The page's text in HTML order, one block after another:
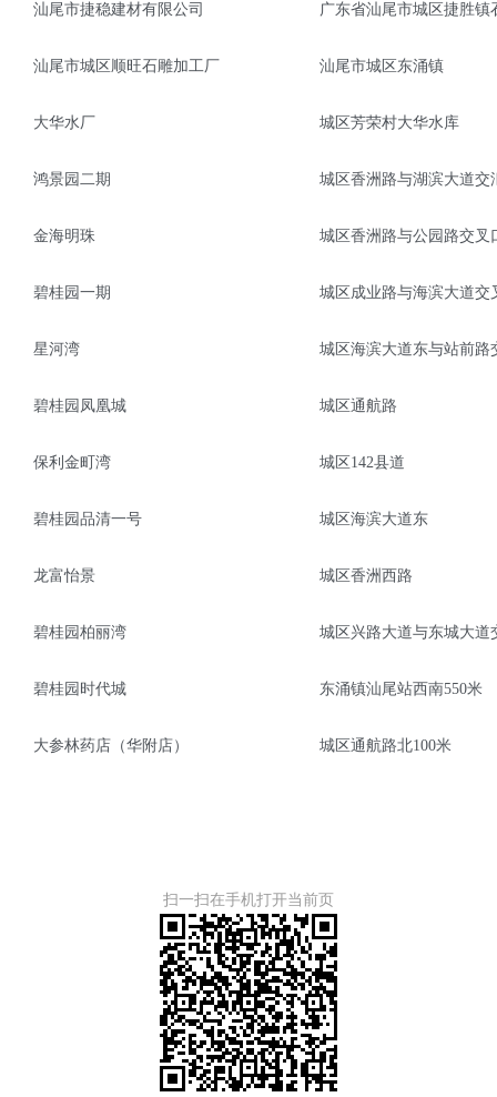
汕尾市捷稳建材有限公司 广东省汕尾市城区捷胜镇
汕尾市城区顺旺石雕加工厂 汕尾市城区东涌镇
大华水厂 城区芳荣村大华水库
鸿景园二期 城区香洲路与湖滨大道交
金海明珠 城区香洲路与公园路交叉
碧桂园一期 城区成业路与海滨大道交
星河湾 城区海滨大道东与站前路
碧桂园凤凰城 城区通航路
保利金町湾 城区142县道
碧桂园品清一号 城区海滨大道东
龙富怡景 城区香洲西路
碧桂园柏丽湾 城区兴路大道与东城大道
碧桂园时代城 东涌镇汕尾站西南550米
大参林药店（华附店） 城区通航路北100米
扫一扫在手机打开当前页